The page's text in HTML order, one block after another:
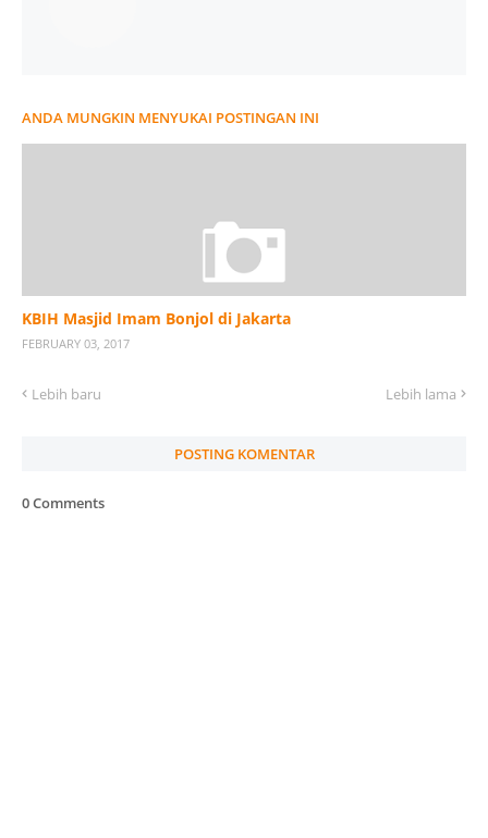
ANDA MUNGKIN MENYUKAI POSTINGAN INI
KBIH Masjid Imam Bonjol di Jakarta
FEBRUARY 03, 2017
Lebih baru Lebih lama
POSTING KOMENTAR
0 Comments